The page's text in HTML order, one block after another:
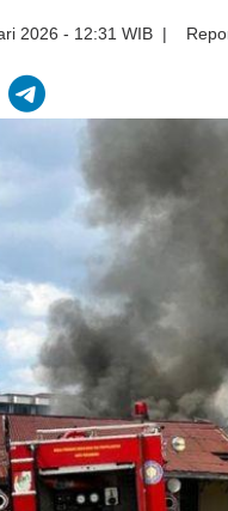
2026 - 12:31 WIB |